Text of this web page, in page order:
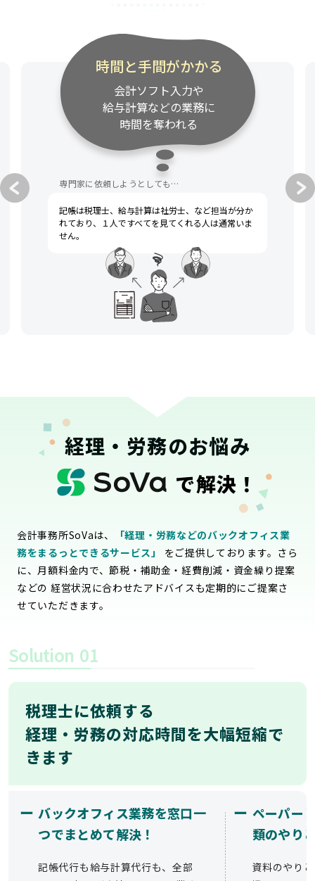
時間と手間がかかる
会計ソフト入力や
給与計算などの業務に
時間を奪われる
専門家に依頼しようとしても…
記帳は税理士、給与計算は社労士、など担当が分か
れており、１人ですべてを見てくれる人は通常いま
せん。
経理・労務のお悩み
で解決！
会計事務所SoVaは、
「経理・労務などのバックオフィス業
務をまるっとできるサービス」
をご提供しております。さら
に、月額料金内で、節税・補助金・経費削減・資金繰り提案
などの 経営状況に合わせたアドバイスも定期的にご提案さ
せていただきます。
Solution 01
税理士に依頼する
経理・労務の対応時間を大幅短縮で
きます
ー バックオフィス業務を窓口一
つでまとめて解決！
記帳代行も給与計算代行も、全部
ー ペーパー
類のやり
資料のやり